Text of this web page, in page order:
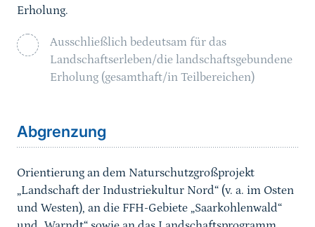
Erholung.
Ausschließlich bedeutsam für das
Landschaftserleben/die landschaftsgebundene
Erholung (gesamthaft/in Teilbereichen)
Abgrenzung
Orientierung an dem Naturschutzgroßprojekt
„Landschaft der Industriekultur Nord“ (v. a. im Osten
und Westen), an die FFH-Gebiete „Saarkohlenwald“